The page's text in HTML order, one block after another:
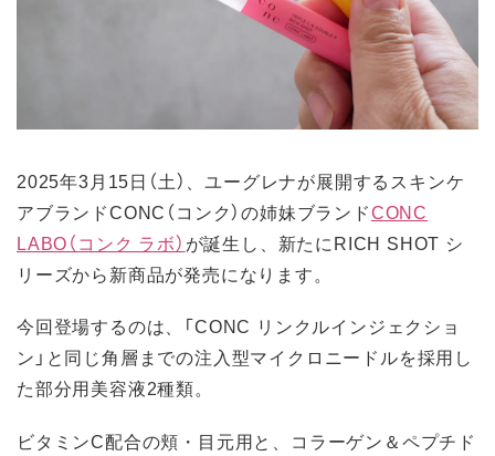
2025年3月15日（土）、ユーグレナが展開するスキンケ
アブランドCONC（コンク）の姉妹ブランドCONC
LABO（コンク ラボ） が誕生し、新たにRICH SHOT シ
リーズから新商品が発売になります。
今回登場するのは、「CONC リンクルインジェクショ
ン」と同じ角層までの注入型マイクロニードルを採用し
た部分用美容液2種類。
ビタミンC配合の頬・目元用と、コラーゲン＆ペプチド